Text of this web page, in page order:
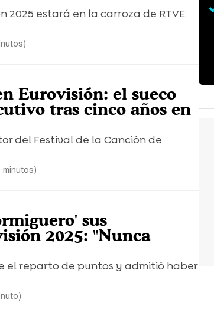
2025 estará en la carroza de RTVE
Eurovisión: el sueco
tras cinco años en
del Festival de la Canción de
minutos)
sus
2025: "Nunca
el reparto de puntos y admitió haber